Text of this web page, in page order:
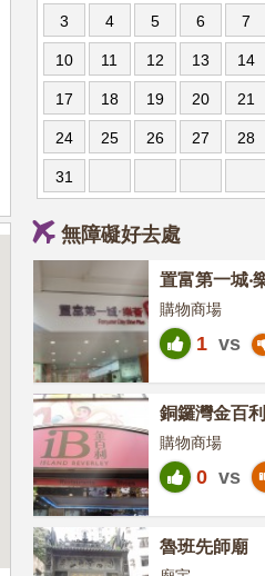
3 4 5 6 7
10 11 12 13 14
17 18 19 20 21
24 25 26 27 28
31
無障礙好去處
置富第一城‧
購物商場
1 vs
銅鑼灣金百
購物商場
0 vs
魯班先師廟